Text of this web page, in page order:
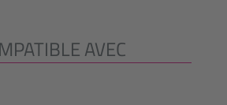
de produits AVEC